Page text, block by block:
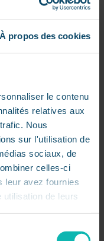
À propos des cookies
le contenu
relatives aux
Nous
sur l'utilisation de
sociaux, de
celles-ci
leur avez fournies
de leurs
sur
à 360
un pilier des
Web
destinées
publics et